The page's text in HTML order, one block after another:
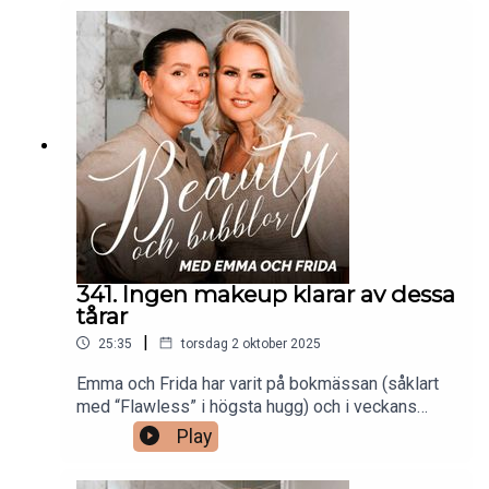
vänjer man huden vid retinol? Vilka produkter med
retinol kan Frida och Emma tipsa om? Om huden
inte pallar retinol, finns det någon produkt som
ger liknande effekt? Vilka ingredienser går att
kombinera med retinol och vilka ska man akta sig
för? Dessutom blir det tips på budgetfavoriter
med retinol!
341. Ingen makeup klarar av dessa
tårar
25:35 | torsdag 2 oktober 2025
Emma och Frida har varit på bokmässan (såklart
med “Flawless” i högsta hugg) och i veckans
avsnitt delar de med sig av en recap från denna
upplevelse, som varit fylld av känslor. Och
Play